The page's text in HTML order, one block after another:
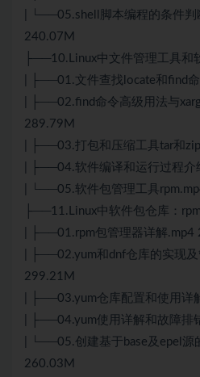
| └──05.shell脚本编程的条件判
240.07M
├──10.Linux中文件管理工具和
| ├──01.文件查找locate和find
| ├──02.find命令高级用法与
289.79M
| ├──03.打包和压缩工具tar和
| ├──04.软件编译和运行过程介
| └──05.软件包管理工具
├──11.Linux中软件包仓库：
| ├──01.rpm包管理器详解.mp4
| ├──02.yum和dnf仓库的实现
299.21M
| ├──03.yum仓库配置和使用详
| ├──04.yum使用详解和故障排
| └──05.创建基于base及epel源
260.03M